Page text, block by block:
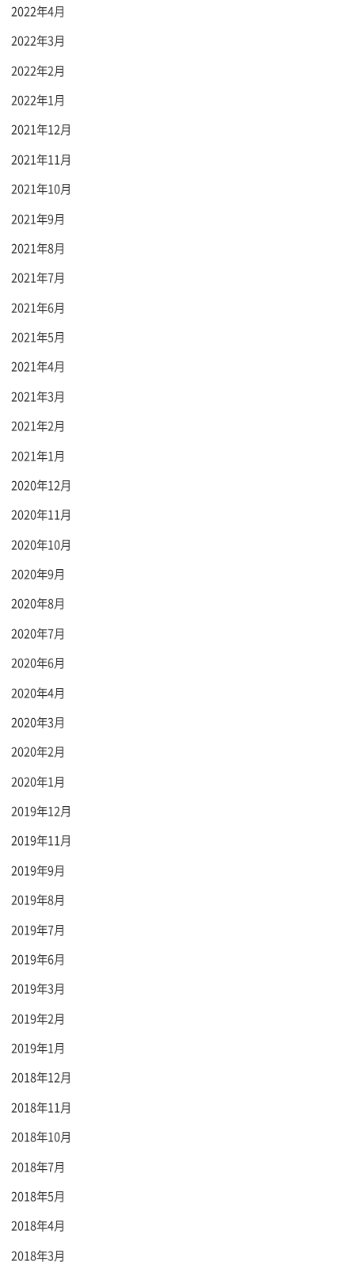
2022年4月
2022年3月
2022年2月
2022年1月
2021年12月
2021年11月
2021年10月
2021年9月
2021年8月
2021年7月
2021年6月
2021年5月
2021年4月
2021年3月
2021年2月
2021年1月
2020年12月
2020年11月
2020年10月
2020年9月
2020年8月
2020年7月
2020年6月
2020年4月
2020年3月
2020年2月
2020年1月
2019年12月
2019年11月
2019年9月
2019年8月
2019年7月
2019年6月
2019年3月
2019年2月
2019年1月
2018年12月
2018年11月
2018年10月
2018年7月
2018年5月
2018年4月
2018年3月